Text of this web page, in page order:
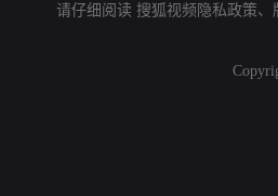
请仔细阅读 搜狐视频隐私政策、